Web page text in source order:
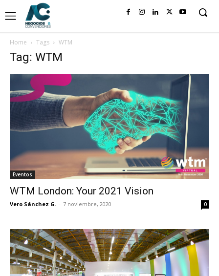
Home Tags WTM
Tag: WTM
Eventos
WTM London: Your 2021 Vision
Vero Sánchez G. - 7 noviembre, 2020 0